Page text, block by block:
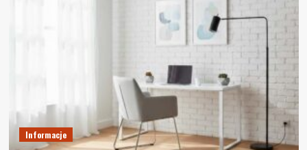
Informacje